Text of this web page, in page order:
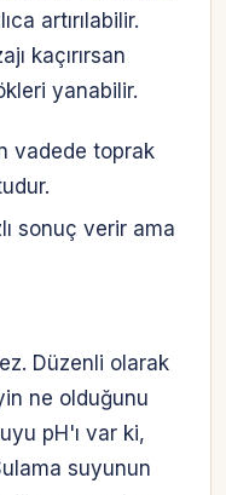
artırılabilir.
kaçırırsan
yanabilir.
vadede toprak
sonuç verir ama
Düzenli olarak
ne olduğunu
pH'ı var ki,
suyunun